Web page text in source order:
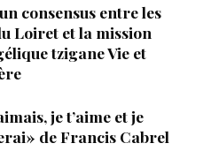
consensus entre les
Loiret et la mission
tzigane Vie et
je t’aime et je
de Francis Cabrel